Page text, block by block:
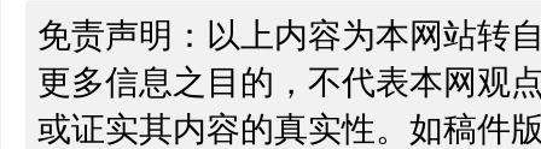
免责声明：以上内容为本网站转
更多信息之目的，不代表本网观
或证实其内容的真实性。如稿件